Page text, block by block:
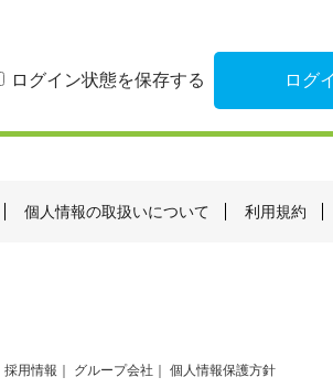
ログイン状態を保存する
個人情報の取扱いについて 利用規約
採用情報 グループ会社 個人情報保護方針